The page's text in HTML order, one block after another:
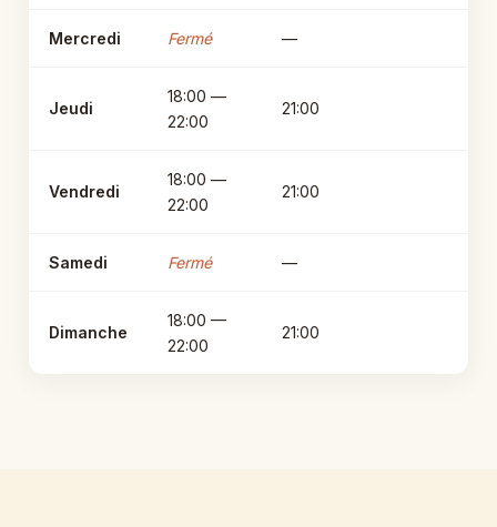
Mercredi Fermé —
Jeudi
18:00 —
22:00
21:00
Vendredi
18:00 —
22:00
21:00
Samedi Fermé —
Dimanche
18:00 —
22:00
21:00